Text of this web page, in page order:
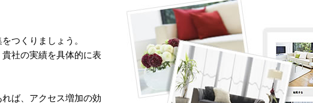
つくりましょう。
社の実績を具体的に表
ば、アクセス増加の効